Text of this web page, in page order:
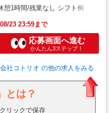
憩1時間/残業なし シフト例 ・
23 23:59まで
応募画面へ進む
かんたん3ステップ！
社コトリオ の他の求人をみる
とは？
リックで保存